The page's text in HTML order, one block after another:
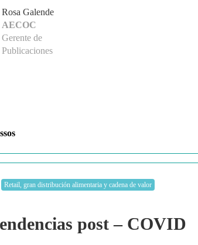
Rosa Galende
AECOC
Gerente de
Publicaciones
Retail, gran distribución alimentaria y cadena de valor
post – COVID